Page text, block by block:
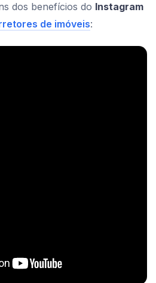
dos benefícios do Instagram
de imóveis: